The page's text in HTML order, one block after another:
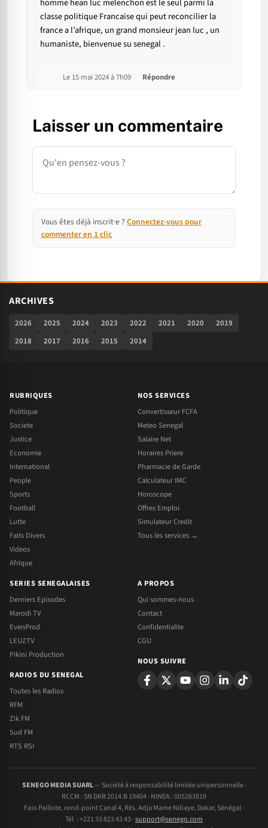
homme hean luc melenchon est le seul parmi la
classe politique Francaise qui peut reconcilier la
france a l’afrique, un grand monsieur jean luc , un
humaniste, bienvenue su senegal .
Le 15 mai 2024 à 7h09 Répondre
Laisser un commentaire
Commentaire
Vous êtes déjà inscrit·e ? Connectez-vous pour
commenter en 1 clic
ARCHIVES
2026 2025 2024 2023 2022 2021 2020
2019
2018
2017 2016 2015 2014
RUBRIQUES
Politique
Societe
Justice
Economie
International
People
Sports
Football
Lutte
Faits Divers
Videos
Afrique
NOS SERVICES
Convertisseur FCFA
Meteo Senegal
Salaire Net
Horaires Priere
Pharmacie de Garde
Calculateur IMC
Horoscope
Offres Emploi
Simulateur Credit
Tous les services →
SERIES SENEGALAISES
Derniers Episodes
Marodi TV
EvenProd
LEUZTV
Pikini Production
RADIOS DU SENEGAL
Toutes les Radios
RFM
Zik FM
Sud FM
RTS RSI
A PROPOS
Qui sommes-nous
Contact
Confidentialite
CGU
NOUS SUIVRE
SENEGO MEDIA SUARL— Société à responsabilité limitée unipersonnelle ·
RCCM : SN DKR 2014.B 19404 · NINEA : 005263819
Fass Paillote, rond-point Canal 4, Rés. Adja Mame Ndiaye, Dakar, Sénégal ·
Tél. : +221 33 823 43 43 ·support@senego.com